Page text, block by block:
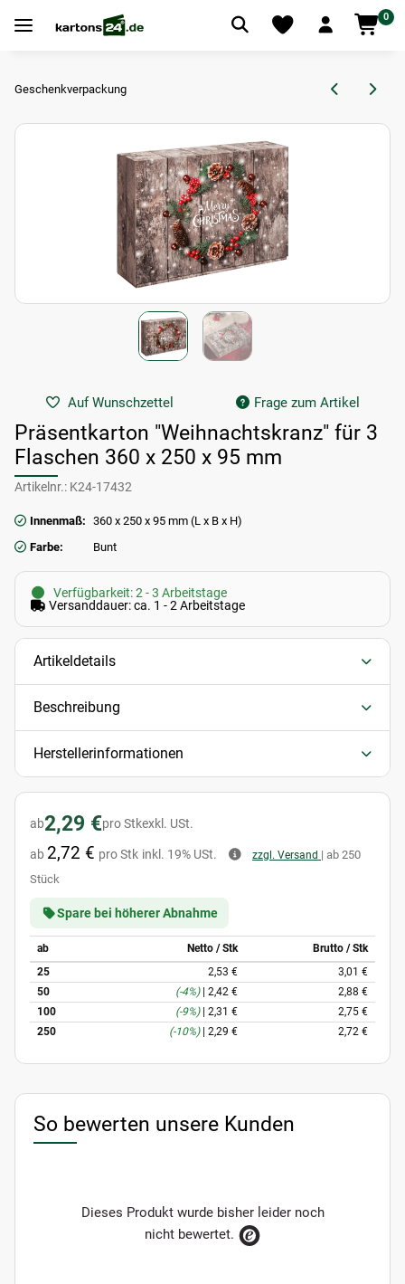
0
Geschenkverpackung
Auf Wunschzettel Frage zum Artikel
Präsentkarton "Weihnachtskranz" für 3
Flaschen 360 x 250 x 95 mm
Artikelnr.: K24-17432
Innenmaß: 360 x 250 x 95 mm (L x B x H)
Farbe:
Bunt
Verfügbarkeit: 2 - 3 Arbeitstage
Versanddauer: ca. 1 - 2 Arbeitstage
Artikeldetails
Beschreibung
Herstellerinformationen
ab2,29 €pro Stkexkl. USt.
ab 2,72 € pro Stk inkl. 19% USt. zzgl. Versand | ab 250
Stück
Spare bei höherer Abnahme
ab Netto / Stk
Brutto / Stk
25
2,53 €
3,01 €
50
(-4%) 2,42 €
2,88 €
100
(-9%) 2,31 €
2,75 €
250
(-10%) 2,29 € 2,72 €
So bewerten unsere Kunden
Dieses Produkt wurde bisher leider noch
nicht bewertet.